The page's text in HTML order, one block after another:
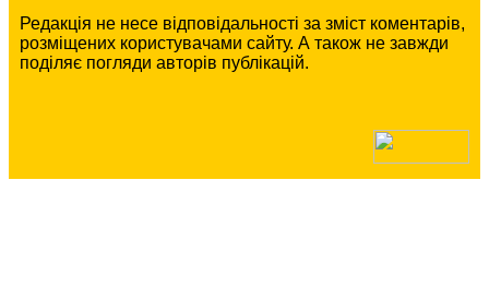
Редакція не несе відповідальності за зміст коментарів,
розміщених користувачами сайту. А також не завжди
поділяє погляди авторів публікацій.